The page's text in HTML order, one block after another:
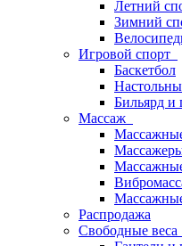
Летний
Зимний
Игровой спорт
Баскетбол
Бильярд и
Массаж
Распродажа
Свободные веса